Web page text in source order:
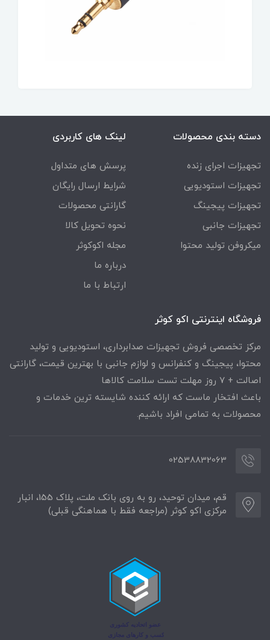
دسته بندی محصولات
تجهیزات اجرای زنده
تجهیزات استودیویی
تجهیزات پیجینگ
تجهیزات جانبی
میکروفن تولید محتوا
لینک های کاربردی
پرسش های متداول
شرایط ارسال رایگان
گارانتی محصولات
نحوه تحویل کالا
مجله اکوکوثر
درباره ما
ارتباط با ما
فروشگاه اینترنتی اکو کوثر
مرکز تخصصی فروش تجهیزات صدابرداری، استودیویی و تولید
محتوا، پیجینگ و کنفرانس و لوازم جانبی با بهترین قیمت، گارانتی
اصالت + ۷ روز مهلت تست سلامت کالاها
باعث افتخار ماست که ارائه کننده شایسته ترین خدمات و
محصولات به تمامی افراد باشیم.
02538832063
قم، میدان توحید، رو به روی بانک ملت، پلاک 155، انبار
مرکزی اکو کوثر (مراجعه فقط با هماهنگی قبلی)